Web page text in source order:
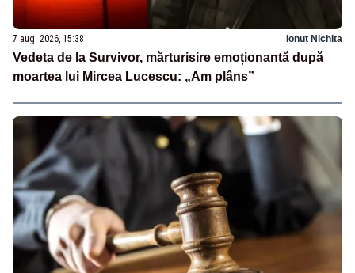
7 aug. 2026, 15:38 Ionuț Nichita
Vedeta de la Survivor, mărturisire emoționantă după
moartea lui Mircea Lucescu: „Am plâns”